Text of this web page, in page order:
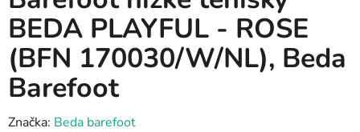
BEDA PLAYFUL - ROSE
(BFN 170030/W/NL), Beda
Barefoot
Značka: Beda barefoot